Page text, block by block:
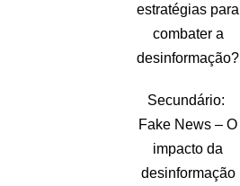
estratégias para
combater a
desinformação?
Secundário:
Fake News – O
impacto da
desinformação